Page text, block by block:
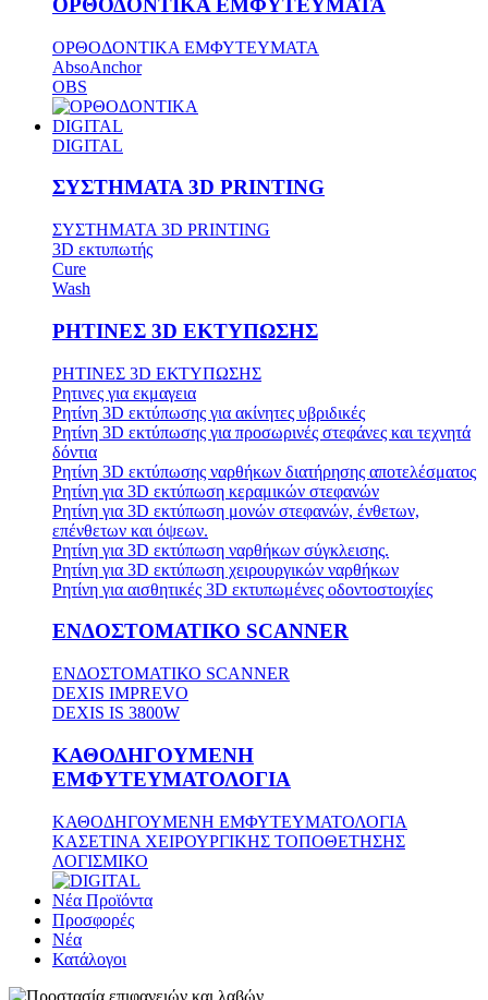
ΟΡΘΟΔΟΝΤΙΚΑ ΕΜΦΥΤΕΥΜΑΤΑ
ΟΡΘΟΔΟΝΤΙΚΑ ΕΜΦΥΤΕΥΜΑΤΑ
AbsoAnchor
OBS
DIGITAL
DIGITAL
ΣΥΣΤΗΜΑΤΑ 3D PRINTING
ΣΥΣΤΗΜΑΤΑ 3D PRINTING
3D εκτυπωτής
Cure
Wash
ΡΗΤΙΝΕΣ 3D ΕΚΤΥΠΩΣΗΣ
ΡΗΤΙΝΕΣ 3D ΕΚΤΥΠΩΣΗΣ
Ρητινες για εκμαγεια
Ρητίνη 3D εκτύπωσης για ακίνητες υβριδικές
Ρητίνη 3D εκτύπωσης για προσωρινές στεφάνες και τεχνητά
δόντια
Ρητίνη 3D εκτύπωσης ναρθήκων διατήρησης αποτελέσματος
Ρητίνη για 3D εκτύπωση κεραμικών στεφανών
Ρητίνη για 3D εκτύπωση μονών στεφανών, ένθετων,
επένθετων και όψεων.
Ρητίνη για 3D εκτύπωση ναρθήκων σύγκλεισης.
Ρητίνη για 3D εκτύπωση χειρουργικών ναρθήκων
Ρητίνη για αισθητικές 3D εκτυπωμένες οδοντοστοιχίες
ΕΝΔΟΣΤΟΜΑΤΙΚΟ SCANNER
ΕΝΔΟΣΤΟΜΑΤΙΚΟ SCANNER
DEXIS IMPREVO
DEXIS IS 3800W
ΚΑΘΟΔΗΓΟΥΜΕΝΗ
ΕΜΦΥΤΕΥΜΑΤΟΛΟΓΙΑ
ΚΑΘΟΔΗΓΟΥΜΕΝΗ ΕΜΦΥΤΕΥΜΑΤΟΛΟΓΙΑ
ΚΑΣΕΤΙΝΑ ΧΕΙΡΟΥΡΓΙΚΗΣ ΤΟΠΟΘΕΤΗΣΗΣ
ΛΟΓΙΣΜΙΚΟ
Νέα Προϊόντα
Προσφορές
Νέα
Κατάλογοι